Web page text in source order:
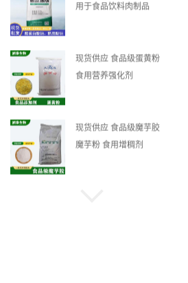
用于食品饮料肉制品
现货供应 食品级蛋黄粉
食用营养强化剂
现货供应 食品级魔芋胶
魔芋粉 食用增稠剂